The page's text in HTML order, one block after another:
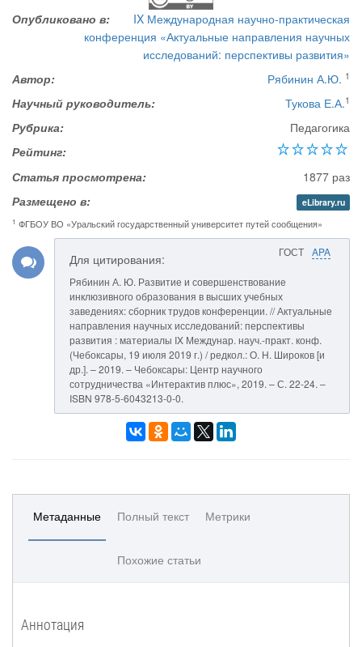
Опубликовано в:
IX Международная научно-практическая
конференция «Актуальные направления научных
исследований: перспективы развития»
Автор:
Рябинин А.Ю. 1
Научный руководитель: Тукова Е.А.1
Рубрика:
Педагогика
Рейтинг:
Статья просмотрена:
1877 раз
Размещено в:
eLibrary.ru
1 ФГБОУ ВО «Уральский государственный университет путей сообщения»
ГОСТ APA
Для цитирования:
Рябинин А. Ю. Развитие и совершенствование
инклюзивного образования в высших учебных
заведениях: сборник трудов конференции. // Актуальные
направления научных исследований: перспективы
развития : материалы IX Междунар. науч.-практ. конф.
(Чебоксары, 19 июля 2019 г.) / редкол.: О. Н. Широков [и
др.]. – 2019. – Чебоксары: Центр научного
сотрудничества «Интерактив плюс», 2019. – С. 22-24. –
ISBN 978-5-6043213-0-0.
Метаданные Полный текст Метрики
Похожие статьи
Аннотация